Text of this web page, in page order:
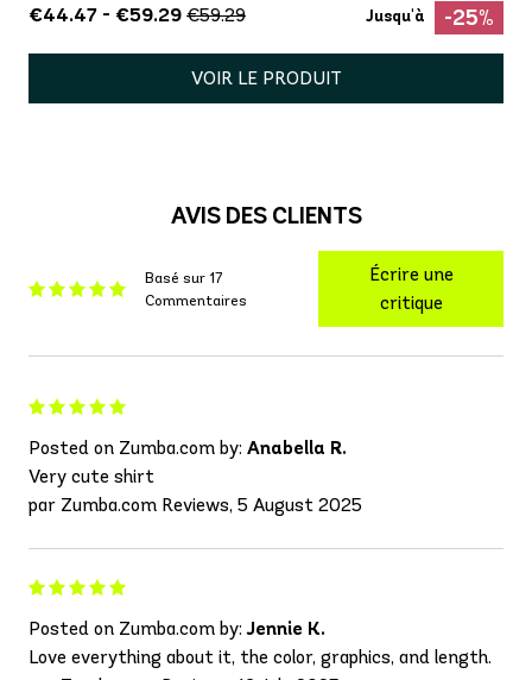
€44.47 - €59.29 €59.29 Jusqu'à -25%
VOIR LE PRODUIT
AVIS DES CLIENTS
Basé sur 17
Commentaires
Écrire une
critique
Posted on Zumba.com by: Anabella R.
Very cute shirt
par Zumba.com Reviews, 5 August 2025
Posted on Zumba.com by:Jennie K.
Love everything about it, the color, graphics, and length.